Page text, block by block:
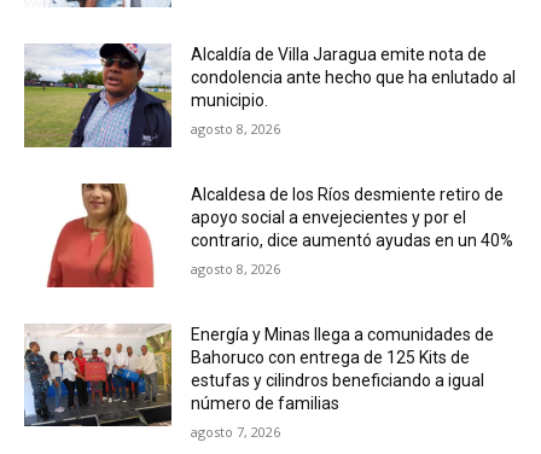
Alcaldía de Villa Jaragua emite nota de
condolencia ante hecho que ha enlutado al
municipio.
agosto 8, 2026
Alcaldesa de los Ríos desmiente retiro de
apoyo social a envejecientes y por el
contrario, dice aumentó ayudas en un 40%
agosto 8, 2026
Energía y Minas llega a comunidades de
Bahoruco con entrega de 125 Kits de
estufas y cilindros beneficiando a igual
número de familias
agosto 7, 2026